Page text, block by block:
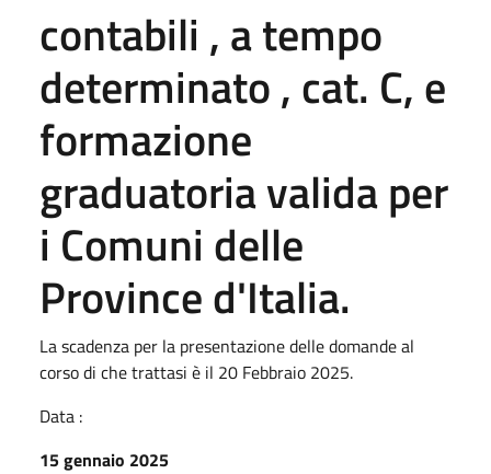
contabili , a tempo
determinato , cat. C, e
formazione
graduatoria valida per
i Comuni delle
Province d'Italia.
La scadenza per la presentazione delle domande al
corso di che trattasi è il 20 Febbraio 2025.
Data :
15 gennaio 2025